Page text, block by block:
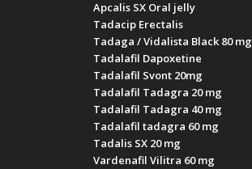
Apcalis SX Oral jelly
Tadacip Erectalis
Tadaga / Vidalista Black 80 mg
Tadalafil Dapoxetine
Tadalafil Svont 20mg
Tadalafil Tadagra 20 mg
Tadalafil Tadagra 40 mg
Tadalafil tadagra 60 mg
Tadalis SX 20 mg
Vardenafil Vilitra 60 mg